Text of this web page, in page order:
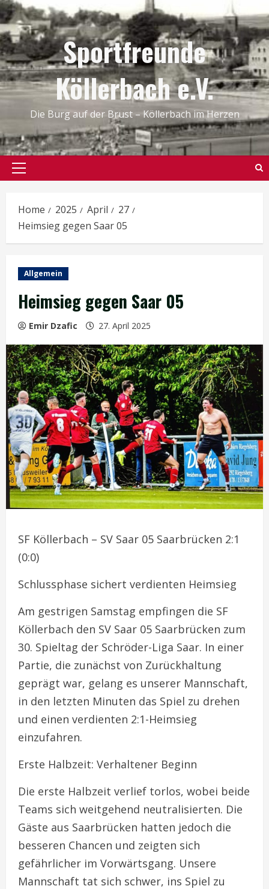
Skip
to
content
Sportfreunde
Köllerbach e.V.
Die Burg auf der Brust – Köllerbach im Herzen
Primary
Home 2025 April
27
Heimsieg gegen Saar 05
Allgemein
Heimsieg gegen Saar 05
Emir Dzafic 27. April 2025
SF Köllerbach – SV Saar 05 Saarbrücken 2:1
(0:0)
Schlussphase sichert verdienten Heimsieg
Am gestrigen Samstag empfingen die SF
Köllerbach den SV Saar 05 Saarbrücken zum
30. Spieltag der Schröder-Liga Saar. In einer
Partie, die zunächst von Zurückhaltung
geprägt war, gelang es unserer Mannschaft,
in den letzten Minuten das Spiel zu drehen
und einen verdienten 2:1-Heimsieg
einzufahren.
Erste Halbzeit: Verhaltener Beginn
Die erste Halbzeit verlief torlos, wobei beide
Teams sich weitgehend neutralisierten. Die
Gäste aus Saarbrücken hatten jedoch die
besseren Chancen und zeigten sich
gefährlicher im Vorwärtsgang. Unsere
Mannschaft tat sich schwer, ins Spiel zu